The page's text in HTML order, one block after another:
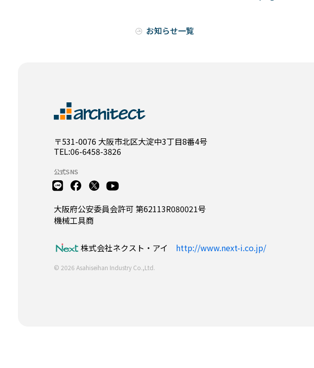
お知らせ一覧
〒531-0076 大阪市北区大淀中3丁目8番4号
TEL:06-6458-3826
公式SNS
大阪府公安委員会許可 第62113R080021号
機械工具商
株式会社ネクスト・アイ http://www.next-i.co.jp/
© 2026 Asahiseihan Industry Co.,Ltd.